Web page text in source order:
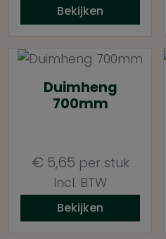
Bekijken
Duimheng
700mm
€ 5,65 per stuk
Incl. BTW
Bekijken